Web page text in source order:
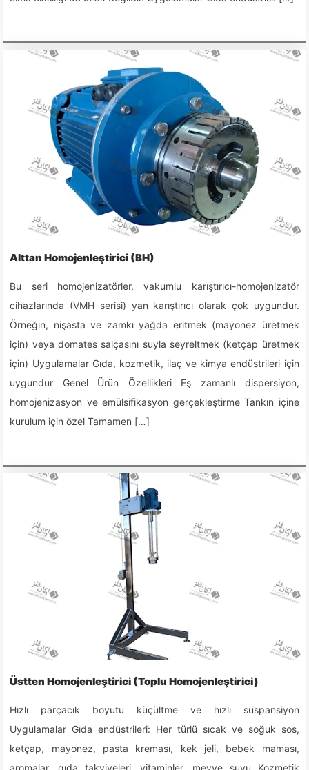
Alttan Homojenleştirici (BH)
Bu seri homojenizatörler, vakumlu karıştırıcı-homojenizatör
cihazlarında (VMH serisi) yan karıştırıcı olarak çok uygundur.
Örneğin, nişasta ve zamkı yağda eritmek (mayonez üretmek
için) veya domates salçasını suyla seyreltmek (ketçap üretmek
için) Uygulamalar Gıda, kozmetik, ilaç ve kimya endüstrileri için
uygundur Genel Ürün Özellikleri Eş zamanlı dispersiyon,
homojenizasyon ve emülsifikasyon gerçekleştirme Tankın içine
kurulum için özel Tamamen […]
Üstten Homojenleştirici (Toplu Homojenleştirici)
Hızlı parçacık boyutu küçültme ve hızlı süspansiyon
Uygulamalar Gıda endüstrileri: Her türlü sıcak ve soğuk sos,
ketçap, mayonez, pasta kreması, kek jeli, bebek maması,